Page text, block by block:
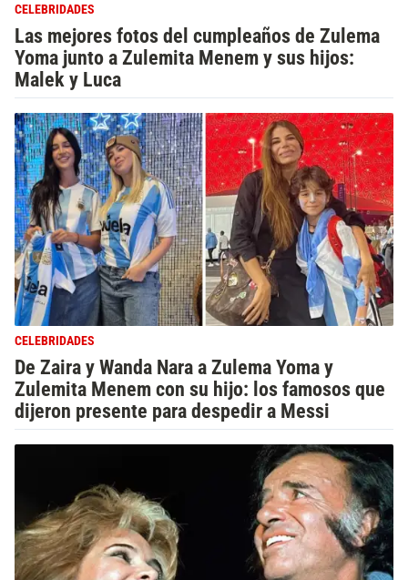
CELEBRIDADES
Las mejores fotos del cumpleaños de Zulema
Yoma junto a Zulemita Menem y sus hijos:
Malek y Luca
CELEBRIDADES
De Zaira y Wanda Nara a Zulema Yoma y
Zulemita Menem con su hijo: los famosos que
dijeron presente para despedir a Messi